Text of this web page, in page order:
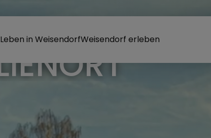
Leben in WeisendorfWeisendorf erleben
MARKT